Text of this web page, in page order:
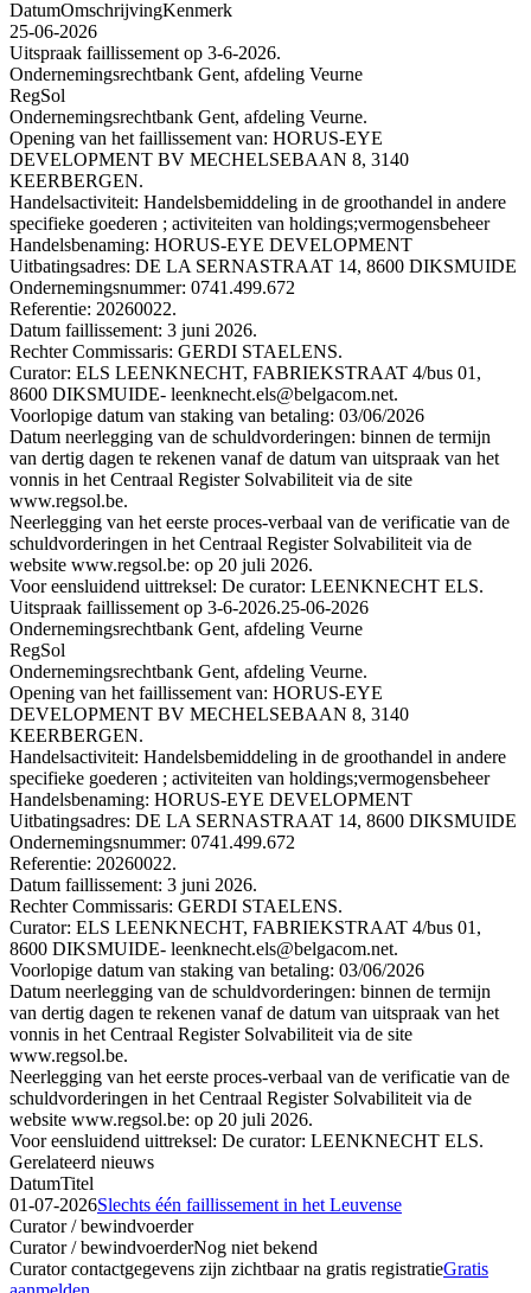
DatumOmschrijvingKenmerk
25-06-2026
Uitspraak faillissement op 3-6-2026.
Ondernemingsrechtbank Gent, afdeling Veurne
RegSol
Ondernemingsrechtbank Gent, afdeling Veurne.
Opening van het faillissement van: HORUS-EYE
DEVELOPMENT BV MECHELSEBAAN 8, 3140
KEERBERGEN.
Handelsactiviteit: Handelsbemiddeling in de groothandel in andere
specifieke goederen ; activiteiten van holdings;vermogensbeheer
Handelsbenaming: HORUS-EYE DEVELOPMENT
Uitbatingsadres: DE LA SERNASTRAAT 14, 8600 DIKSMUIDE
Ondernemingsnummer: 0741.499.672
Referentie: 20260022.
Datum faillissement: 3 juni 2026.
Rechter Commissaris: GERDI STAELENS.
Curator: ELS LEENKNECHT, FABRIEKSTRAAT 4/bus 01,
8600 DIKSMUIDE- leenknecht.els@belgacom.net.
Voorlopige datum van staking van betaling: 03/06/2026
Datum neerlegging van de schuldvorderingen: binnen de termijn
van dertig dagen te rekenen vanaf de datum van uitspraak van het
vonnis in het Centraal Register Solvabiliteit via de site
www.regsol.be.
Neerlegging van het eerste proces-verbaal van de verificatie van de
schuldvorderingen in het Centraal Register Solvabiliteit via de
website www.regsol.be: op 20 juli 2026.
Voor eensluidend uittreksel: De curator: LEENKNECHT ELS.
Uitspraak faillissement op 3-6-2026.25-06-2026
Ondernemingsrechtbank Gent, afdeling Veurne
RegSol
Ondernemingsrechtbank Gent, afdeling Veurne.
Opening van het faillissement van: HORUS-EYE
DEVELOPMENT BV MECHELSEBAAN 8, 3140
KEERBERGEN.
Handelsactiviteit: Handelsbemiddeling in de groothandel in andere
specifieke goederen ; activiteiten van holdings;vermogensbeheer
Handelsbenaming: HORUS-EYE DEVELOPMENT
Uitbatingsadres: DE LA SERNASTRAAT 14, 8600 DIKSMUIDE
Ondernemingsnummer: 0741.499.672
Referentie: 20260022.
Datum faillissement: 3 juni 2026.
Rechter Commissaris: GERDI STAELENS.
Curator: ELS LEENKNECHT, FABRIEKSTRAAT 4/bus 01,
8600 DIKSMUIDE- leenknecht.els@belgacom.net.
Voorlopige datum van staking van betaling: 03/06/2026
Datum neerlegging van de schuldvorderingen: binnen de termijn
van dertig dagen te rekenen vanaf de datum van uitspraak van het
vonnis in het Centraal Register Solvabiliteit via de site
www.regsol.be.
Neerlegging van het eerste proces-verbaal van de verificatie van de
schuldvorderingen in het Centraal Register Solvabiliteit via de
website www.regsol.be: op 20 juli 2026.
Voor eensluidend uittreksel: De curator: LEENKNECHT ELS.
Gerelateerd nieuws
DatumTitel
01-07-2026Slechts één faillissement in het Leuvense
Curator / bewindvoerder
Curator / bewindvoerderNog niet bekend
Curator contactgegevens zijn zichtbaar na gratis registratieGratis